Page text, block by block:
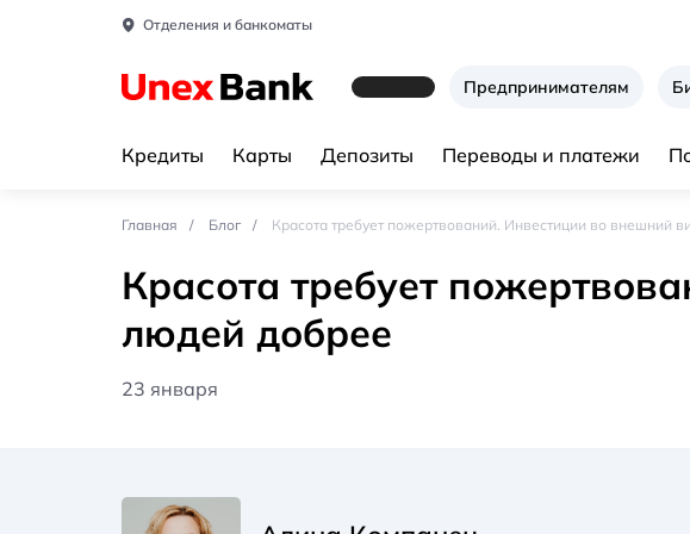
Отделения и банкоматы
Предпринимателям
Кредиты Карты Депозиты Переводы и платежи
Главная Блог Красота требует пожертвований. Инвестиции во внешний
Красота требует
людей добрее
23 января